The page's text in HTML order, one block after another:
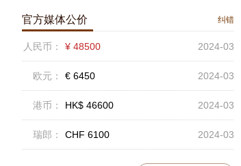
官方媒体公价 纠错
人民币： ¥ 48500 2024-03
欧元： € 6450 2024-03
港币： HK$ 46600 2024-03
瑞郎： CHF 6100 2024-03